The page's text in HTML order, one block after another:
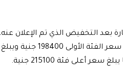
بعد التخفيض الذي تم الإعلان